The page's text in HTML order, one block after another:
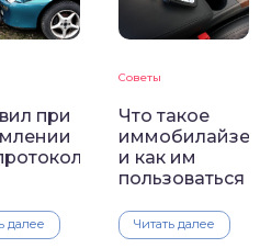
при
далее
Советы
Что такое
и как им
пользоваться
Читать далее